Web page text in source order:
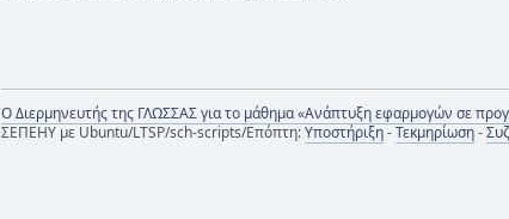
Ο Διερμηνευτής της ΓΛΩΣΣΑΣ για το μάθημα «Ανάπτυξη εφαρμογών σε
ΣΕΠΕΗΥ με Ubuntu/LTSP/sch-scripts/Επόπτη:Υποστήριξη-Τεκμηρίωση-